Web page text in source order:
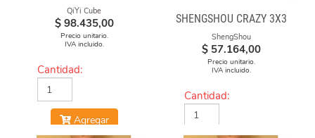
QiYi Cube
$ 98.435,00
Precio unitario.
IVA incluido.
Cantidad:
Agregar
SHENGSHOU CRAZY 3X3
ShengShou
$ 57.164,00
Precio unitario.
IVA incluido.
Cantidad: